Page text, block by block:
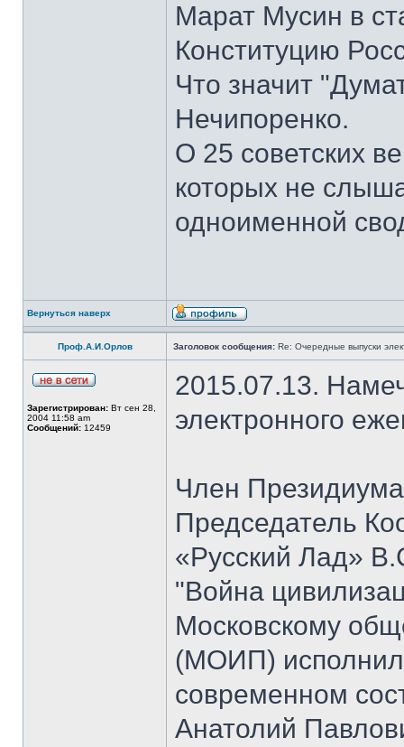
Марат Мусин в
Конституцию
Что значит
Нечипоренко.
О 25 советских
которых не
одноименной
Вернуться наверх
Проф.А.И.Орлов Заголовок сообщения: Re: Очередные выпуски
Зарегистрирован: Вт сен 28,
2004 11:58 am
Сообщений: 12459
2015.07.13.
электронного
Член
Председатель
«Русский Лад»
"Война
Московскому
(МОИП)
современном
Анатолий